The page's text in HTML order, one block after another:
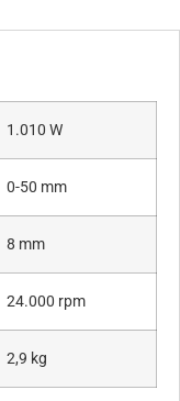
1.010 W
0-50 mm
8 mm
24.000 rpm
2,9 kg